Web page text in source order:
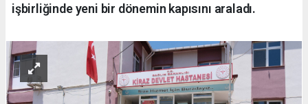
işbirliğinde yeni bir dönemin kapısını araladı.